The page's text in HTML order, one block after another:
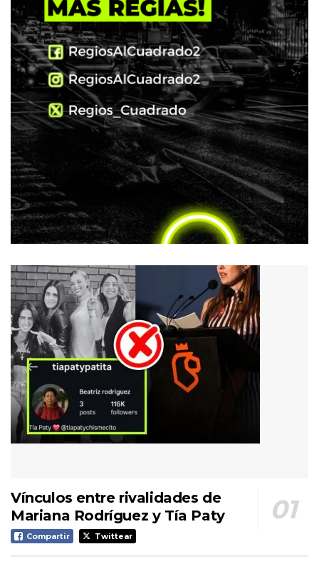
Vínculos entre rivalidades de
Mariana Rodríguez y Tía Paty
Compartir Twittear